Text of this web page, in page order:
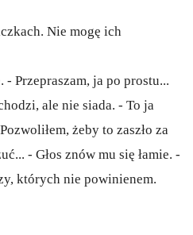
Nie mogę ich
- Przepraszam, ja po prostu...
ale nie siada. - To ja
żeby to zaszło za
- Głos znów mu się łamie. -
których nie powinienem.